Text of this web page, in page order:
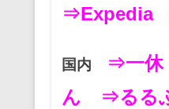
⇒Expedia
国内 ⇒一休
ん
⇒るる